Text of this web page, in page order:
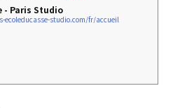
- Paris Studio
studio.com/fr/accueil